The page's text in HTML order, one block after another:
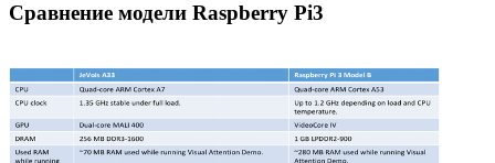
Сравнение модели Raspberry Pi3